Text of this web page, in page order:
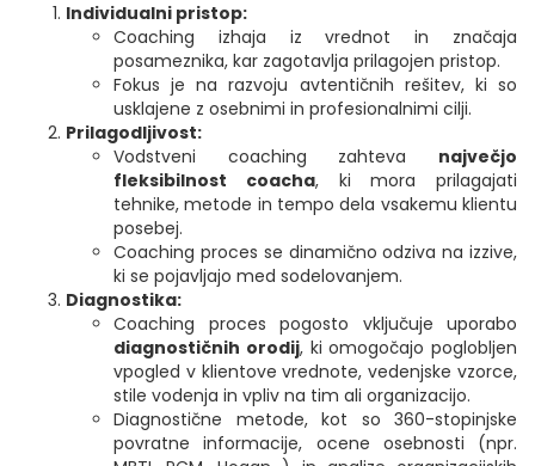
Individualni pristop:
Coaching izhaja iz vrednot in značaja
posameznika, kar zagotavlja prilagojen pristop.
Fokus je na razvoju avtentičnih rešitev, ki so
usklajene z osebnimi in profesionalnimi cilji.
Prilagodljivost:
Vodstveni coaching zahteva največjo
fleksibilnost coacha, ki mora prilagajati
tehnike, metode in tempo dela vsakemu klientu
posebej.
Coaching proces se dinamično odziva na izzive,
ki se pojavljajo med sodelovanjem.
Diagnostika:
Coaching proces pogosto vključuje uporabo
diagnostičnih orodij, ki omogočajo poglobljen
vpogled v klientove vrednote, vedenjske vzorce,
stile vodenja in vpliv na tim ali organizacijo.
Diagnostične metode, kot so 360-stopinjske
povratne informacije, ocene osebnosti (npr.